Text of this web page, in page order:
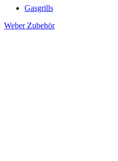
Gasgrills
Weber Zubehör